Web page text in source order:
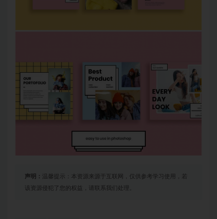
声明： 温馨提示：本资源来源于互联网，仅供参考学习使用，若
该资源侵犯了您的权益，请联系我们处理。